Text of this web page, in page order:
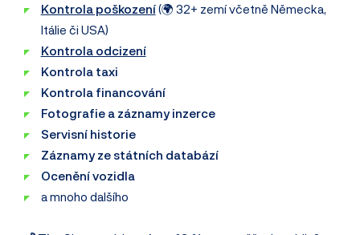
Kontrola poškození(🌍 32+ zemí včetně Německa,
Itálie či USA)
Kontrola odcizení
Kontrola taxi
Kontrola financování
Fotografie a záznamy inzerce
Servisní historie
Záznamy ze státních databází
Ocenění vozidla
a mnoho dalšího